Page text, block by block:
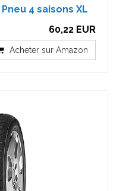
4 saisons XL
60,22 EUR
Acheter sur Amazon